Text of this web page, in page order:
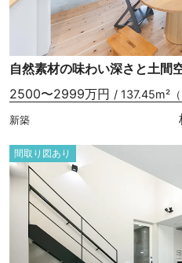
自然素材の味わい深さと土間
2500〜2999万円 / 137.45m²（
新築
間取り図あり